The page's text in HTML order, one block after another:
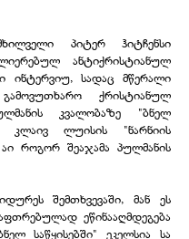
პიტერ ჰიტჩენსი
ანტიქრისტიანულ
ინტერვიუ, სადაც მწერალი
ქრისტიანულ
კვალობაზე "ბნელ
კლაივ ლუისის "ნარნიის
როგორ შეაჯამა პულმანის
შემთხვევაში, მან ეს
ეწინააღმდეგება
საწყისებში" ეკელსია სა